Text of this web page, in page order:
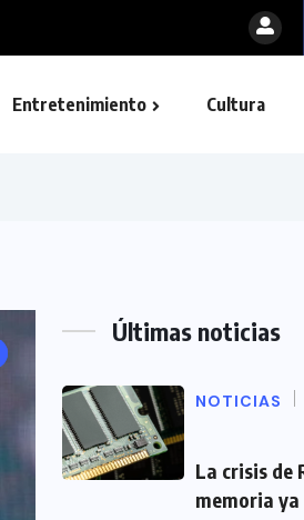
Entretenimiento Cultura
Últimas noticias
NOTICIAS
La crisis de
memoria ya